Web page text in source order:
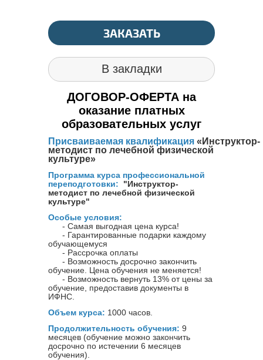
ЗАКАЗАТЬ
В закладки
ДОГОВОР-ОФЕРТА на
оказание платных
образовательных услуг
Присваиваемая квалификация «Инструктор-
методист по лечебной физической
культуре»
Программа курса профессиональной
переподготовки:
"Инструктор-
методист по лечебной физической
культуре"
Особые условия:
- Самая выгодная цена курса!
- Гарантированные подарки каждому
обучающемуся
- Рассрочка оплаты
- Возможность досрочно закончить
обучение. Цена обучения не меняется!
- Возможность вернуть 13% от цены за
обучение, предоставив документы в
ИФНС.
Объем курса: 1000 часов.
Продолжительность обучения: 9
месяцев (обучение можно закончить
досрочно по истечении 6 месяцев
обучения).